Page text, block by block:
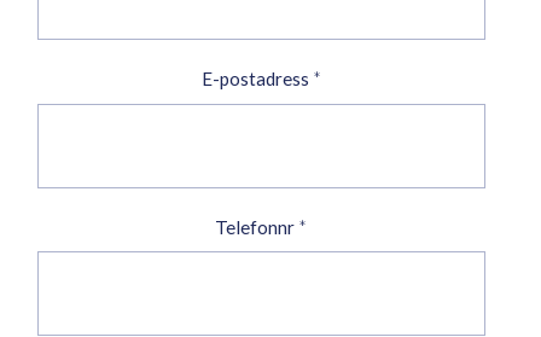
E-postadress *
Telefonnr *